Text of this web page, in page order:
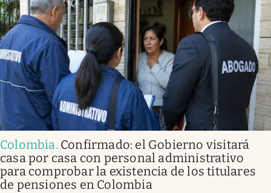
Colombia. Confirmado: el Gobierno visitará
casa por casa con personal administrativo
para comprobar la existencia de los titulares
de pensiones en Colombia